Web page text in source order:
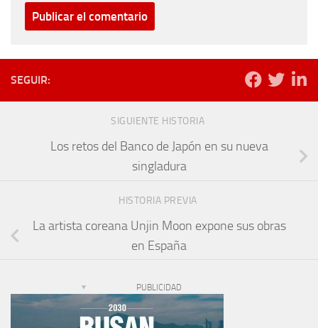
SEGUIR:
SIGUIENTE HISTORIA
Los retos del Banco de Japón en su nueva
singladura
HISTORIA PREVIA
La artista coreana Unjin Moon expone sus obras
en España
PUBLICIDAD